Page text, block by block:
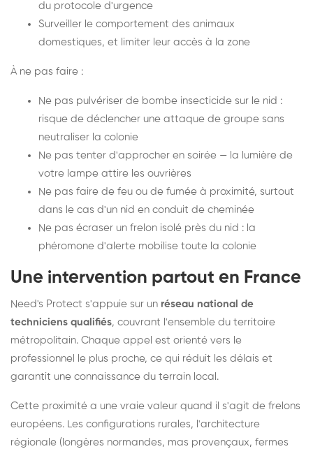
du protocole d'urgence
Surveiller le comportement des animaux
domestiques, et limiter leur accès à la zone
À ne pas faire :
Ne pas pulvériser de bombe insecticide sur le nid :
risque de déclencher une attaque de groupe sans
neutraliser la colonie
Ne pas tenter d'approcher en soirée — la lumière de
votre lampe attire les ouvrières
Ne pas faire de feu ou de fumée à proximité, surtout
dans le cas d'un nid en conduit de cheminée
Ne pas écraser un frelon isolé près du nid : la
phéromone d'alerte mobilise toute la colonie
Une intervention partout en France
Need's Protect s'appuie sur un réseau national de
techniciens qualifiés, couvrant l'ensemble du territoire
métropolitain. Chaque appel est orienté vers le
professionnel le plus proche, ce qui réduit les délais et
garantit une connaissance du terrain local.
Cette proximité a une vraie valeur quand il s'agit de frelons
européens. Les configurations rurales, l'architecture
régionale (longères normandes, mas provençaux, fermes